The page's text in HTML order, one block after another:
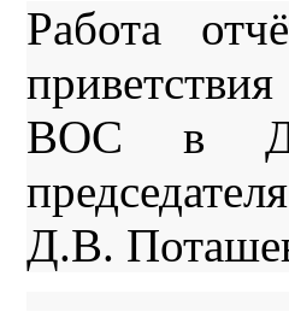
Работа
ВОС в
Д.В.